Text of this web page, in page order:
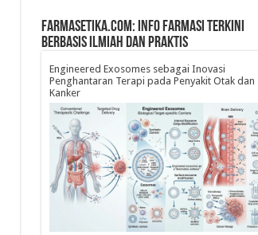
farmasetika.com: Info Farmasi Terkini
Berbasis Ilmiah dan Praktis
Engineered Exosomes sebagai Inovasi
Penghantaran Terapi pada Penyakit Otak dan
Kanker